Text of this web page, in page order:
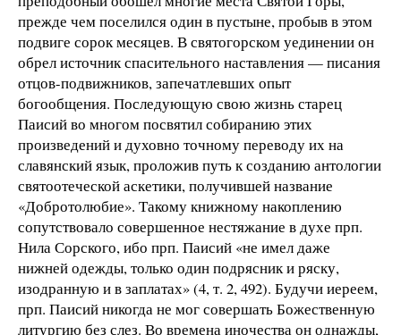
прежде чем поселился один в пустыне, пробыв в этом
подвиге сорок месяцев. В святогорском уединении он
обрел источник спасительного наставления — писания
отцов-подвижников, запечатлевших опыт
богообщения. Последующую свою жизнь старец
Паисий во многом посвятил собиранию этих
произведений и духовно точному переводу их на
славянский язык, проложив путь к созданию антологии
святоотеческой аскетики, получившей название
«Добротолюбие». Такому книжному накоплению
сопутствовало совершенное нестяжание в духе прп.
Нила Сорского, ибо прп. Паисий «не имел даже
нижней одежды, только один подрясник и ряску,
изодранную и в заплатах» (4, т. 2, 492). Будучи иереем,
прп. Паисий никогда не мог совершать Божественную
литургию без слез. Во времена иночества он однажды,